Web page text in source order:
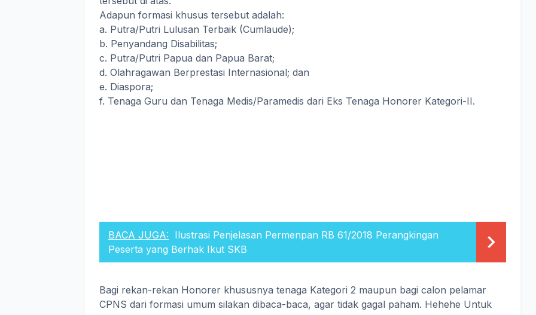
Adapun formasi khusus tersebut adalah:
a. Putra/Putri Lulusan Terbaik (Cumlaude);
b. Penyandang Disabilitas;
c. Putra/Putri Papua dan Papua Barat;
d. Olahragawan Berprestasi Internasional; dan
e. Diaspora;
f. Tenaga Guru dan Tenaga Medis/Paramedis dari Eks Tenaga Honorer Kategori-II.
BACA JUGA: Ilustrasi Penjelasan Permenpan RB 61/2018 Perangkingan
Peserta yang Berhak Ikut SKB
Bagi rekan-rekan Honorer khususnya tenaga Kategori 2 maupun bagi calon pelamar
CPNS dari formasi umum silakan dibaca-baca, agar tidak gagal paham. Hehehe Untuk